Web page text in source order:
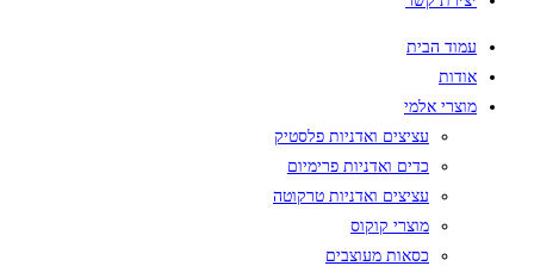
עמוד הבית
אודות
מוצרי אלמי
עציצים ואדניות פלסטיק
כדים ואדניות פרימיום
עציצים ואדניות טרקוטה
מוצרי קוקוס
כסאות מעוצבים